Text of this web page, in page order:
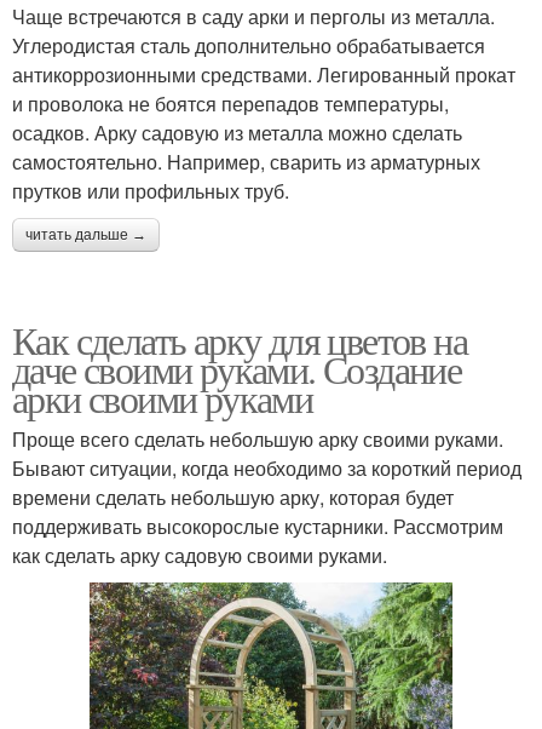
Чаще встречаются в саду арки и перголы из металла.
Углеродистая сталь дополнительно обрабатывается
антикоррозионными средствами. Легированный прокат
и проволока не боятся перепадов температуры,
осадков. Арку садовую из металла можно сделать
самостоятельно. Например, сварить из арматурных
прутков или профильных труб.
читать дальше →
Как сделать арку для цветов на
даче своими руками. Создание
арки своими руками
Проще всего сделать небольшую арку своими руками.
Бывают ситуации, когда необходимо за короткий период
времени сделать небольшую арку, которая будет
поддерживать высокорослые кустарники. Рассмотрим
как сделать арку садовую своими руками.